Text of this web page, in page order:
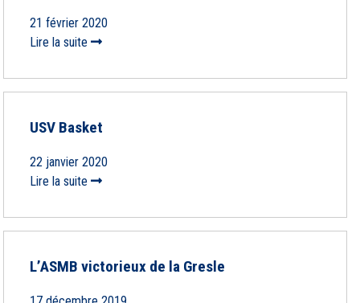
21 février 2020
Lire la suite
USV Basket
22 janvier 2020
Lire la suite
L’ASMB victorieux de la Gresle